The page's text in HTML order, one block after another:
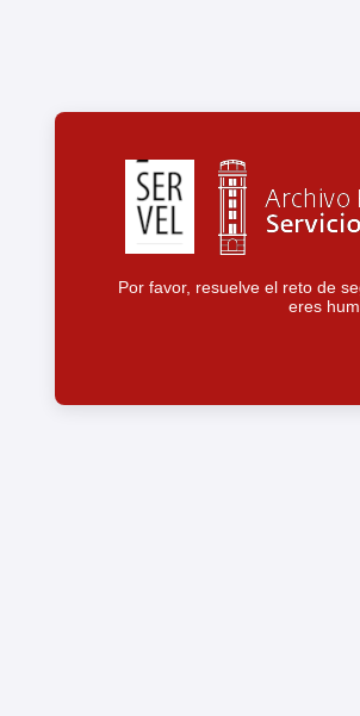
Por favor, resuelve el reto de
eres